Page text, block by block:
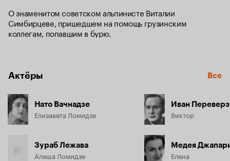
О знаменитом советском альпинисте Виталии
Симбирцеве, пришедшем на помощь грузинским
коллегам, попавшим в бурю.
Актёры Все
Нато Вачнадзе
Елизавета Ломидзе
Зураб Лежава
Алеша Ломидзе
Иван
Виктор
Медея
Елена